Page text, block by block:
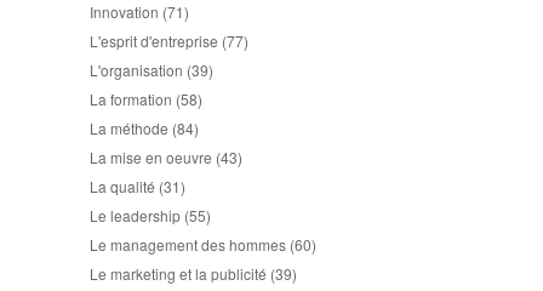
Innovation (71)
L'esprit d'entreprise (77)
L'organisation (39)
La formation (58)
La méthode (84)
La mise en oeuvre (43)
La qualité (31)
Le leadership (55)
Le management des hommes (60)
Le marketing et la publicité (39)